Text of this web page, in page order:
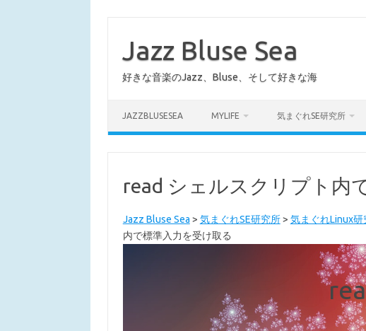
Jazz Bluse Sea
好きな音楽のJazz、Bluse、そして好きな海
JAZZBLUSESEA MYLIFE 気まぐれSE研究所
read シェルスクリプト内
Jazz Bluse Sea > 気まぐれSE研究所> 気まぐれLinux研
内で標準入力を受け取る